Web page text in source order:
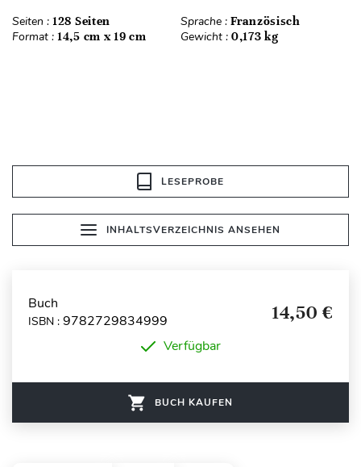
Seiten : 128 Seiten Sprache : Französisch
Format : 14,5 cm x 19 cm Gewicht : 0,173 kg
LESEPROBE
INHALTSVERZEICHNIS ANSEHEN
Buch
ISBN : 9782729834999 14,50 €
Verfügbar
BUCH KAUFEN